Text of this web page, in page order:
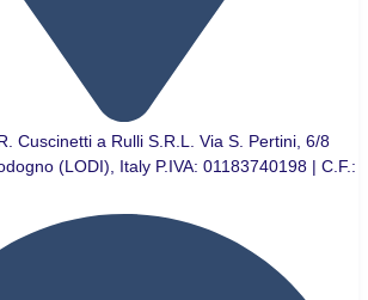
Cuscinetti a Rulli S.R.L. Via S. Pertini, 6/8
(LODI), Italy P.IVA: 01183740198 | C.F.: